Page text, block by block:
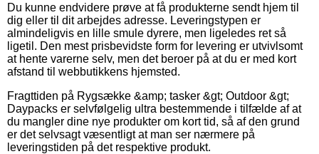
Du kunne endvidere prøve at få produkterne sendt hjem til
dig eller til dit arbejdes adresse. Leveringstypen er
almindeligvis en lille smule dyrere, men ligeledes ret så
ligetil. Den mest prisbevidste form for levering er utvivlsomt
at hente varerne selv, men det beroer på at du er med kort
afstand til webbutikkens hjemsted.
Fragttiden på Rygsække &amp; tasker &gt; Outdoor &gt;
Daypacks er selvfølgelig ultra bestemmende i tilfælde af at
du mangler dine nye produkter om kort tid, så af den grund
er det selvsagt væsentligt at man ser nærmere på
leveringstiden på det respektive produkt.